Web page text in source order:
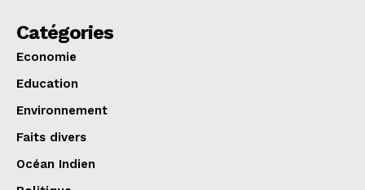
Catégories
Economie
Education
Environnement
Faits divers
Océan Indien